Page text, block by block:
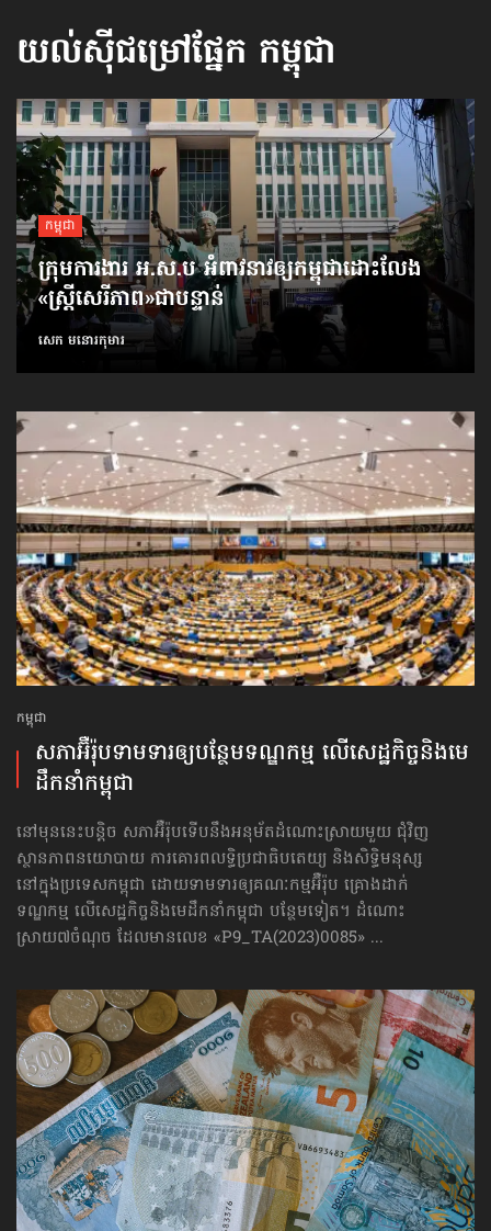
យល់ស៊ីជម្រៅផ្នែក កម្ពុជា
កម្ពុជា
ក្រុមការងារ អ.ស.ប អំពាវនាវ​ឲ្យកម្ពុជា​ដោះលែង​
«ស្ត្រីសេរីភាព»​ជាបន្ទាន់
សេក មនោរកុមារ
កម្ពុជា
សភាអ៊ឺរ៉ុបទាមទារ​ឲ្យបន្ថែម​ទណ្ឌកម្ម លើសេដ្ឋកិច្ច​និងមេ
ដឹកនាំកម្ពុជា
នៅមុននេះបន្តិច សភាអ៊ឺរ៉ុបទើបនឹងអនុម័តដំណោះស្រាយមួយ ជុំវិញ
ស្ថានភាពនយោបាយ ការគោរព​លទ្ធិ​ប្រជាធិបតេយ្យ និងសិទ្ធិមនុស្ស
នៅក្នុងប្រទេសកម្ពុជា ដោយទាមទារឲ្យគណៈកម្មអ៊ឺរ៉ុប គ្រោងដាក់​
ទណ្ឌកម្ម លើសេដ្ឋកិច្ច​និងមេដឹកនាំកម្ពុជា បន្ថែមទៀត។ ដំណោះ
ស្រាយ៧ចំណុច ដែលមានលេខ «P9_TA(2023)0085» ...